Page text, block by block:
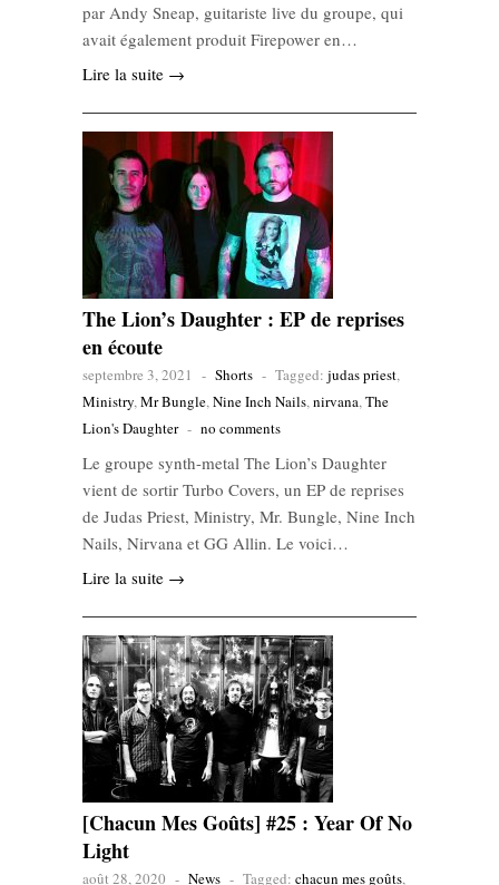
par Andy Sneap, guitariste live du groupe, qui
avait également produit Firepower en…
Lire la suite →
The Lion’s Daughter : EP de reprises
en écoute
septembre 3, 2021 - Shorts - Tagged: judas priest,
Ministry,Mr Bungle,Nine Inch Nails,nirvana,The
Lion's Daughter - no comments
Le groupe synth-metal The Lion’s Daughter
vient de sortir Turbo Covers, un EP de reprises
de Judas Priest, Ministry, Mr. Bungle, Nine Inch
Nails, Nirvana et GG Allin. Le voici…
Lire la suite →
[Chacun Mes Goûts] #25 : Year Of No
Light
août 28, 2020 - News - Tagged: chacun mes goûts,